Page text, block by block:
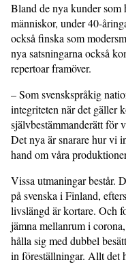
Bland de nya kunder
människor, under 40-
också finska som
nya satsningarna också
repertoar framöver.
– Som svenskspråkig
integriteten när det gäller
självbestämmanderätt för
Det nya är snarare hur vi
hand om våra
Vissa utmaningar består.
på svenska i Finland,
livslängd är kortare. Och
jämna mellanrum i
hålla sig med dubbel
in föreställningar. Allt det